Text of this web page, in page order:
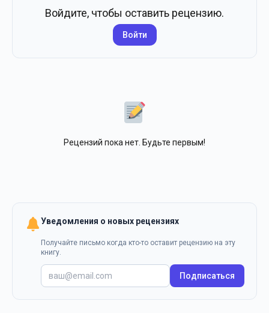
Войдите, чтобы оставить рецензию.
Войти
Рецензий пока нет. Будьте первым!
Уведомления о новых рецензиях
Получайте письмо когда кто-то оставит рецензию на эту
книгу.
Подписаться